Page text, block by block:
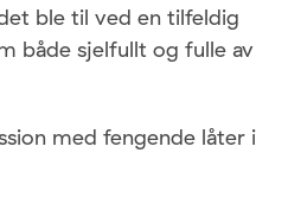
ble til ved en tilfeldig
både sjelfullt og fulle av
med fengende låter i